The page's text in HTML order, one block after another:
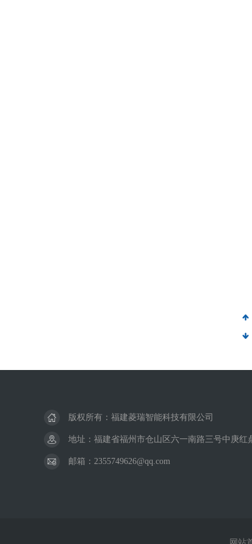
版权所有：福建菱瑞智能科技有限公司
地址：福建省福州市仓山区六一南路三号中庚红
邮箱：2355749626@qq.com